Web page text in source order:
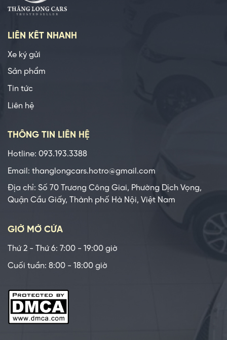
LIÊN KẾT NHANH
Xe ký gửi
Sản phẩm
Tin tức
Liên hệ
THÔNG TIN LIÊN HỆ
Hotline: 093.193.3388
Email: thanglongcars.hotro@gmail.com
Địa chỉ: Số 70 Trương Công Giai, Phường Dịch Vọng,
Quận Cầu Giấy, Thành phố Hà Nội, Việt Nam
GIỜ MỞ CỬA
Thứ 2 - Thứ 6: 7:00 - 19:00 giờ
Cuối tuần: 8:00 - 18:00 giờ